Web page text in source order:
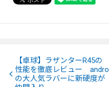
【卓球】ラザンターR45の
性能を徹底レビュー andro
の大人気ラバーに新硬度が